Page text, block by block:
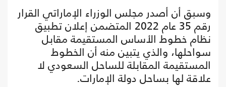
وسبق أن أصدر مجلس الوزراء الإماراتي القرار
رقم 35 عام 2022 المتضمن إعلان تطبيق
نظام خطوط الأساس المستقيمة مقابل
سواحلها، والذي يتبين منه أن الخطوط
المستقيمة المقابلة للساحل السعودي لا
علاقة لها بساحل دولة الإمارات.